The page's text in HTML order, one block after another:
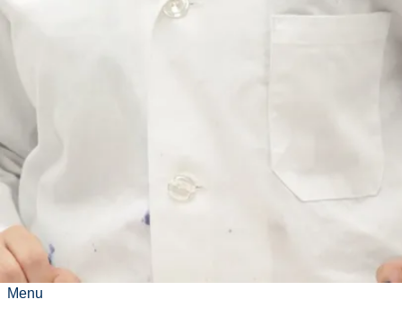
Menu
Professeur au
Siemann, Ph.D., reçoit
se procurer des appareils
clés